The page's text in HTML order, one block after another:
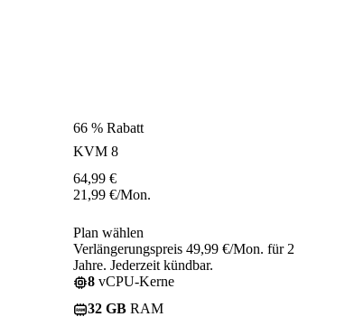
66 % Rabatt
KVM 8
64,99 €
21,99 €/Mon.
Plan wählen
Verlängerungspreis 49,99 €/Mon. für 2
Jahre. Jederzeit kündbar.
8 vCPU-Kerne
32 GB RAM